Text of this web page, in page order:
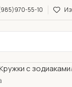
55-10
с зодиаками